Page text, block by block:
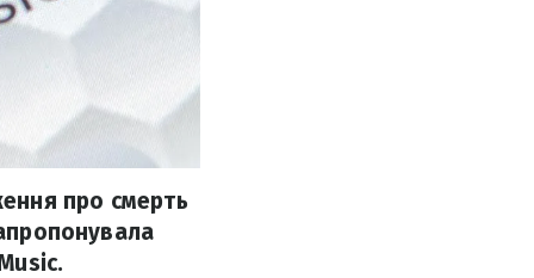
про смерть